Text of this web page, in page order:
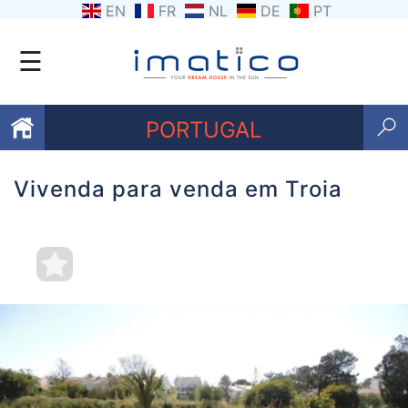
EN FR NL DE PT
☰
PORTUGAL
Favoritos
nós
Contacte-
Termos
e
Vivenda para venda em Troia